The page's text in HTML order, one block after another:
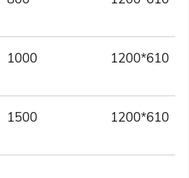
1000 1200*610
1500 1200*610